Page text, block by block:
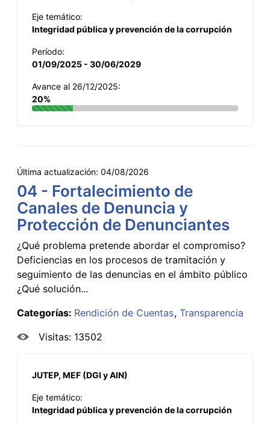
Eje temático:
Integridad pública y prevención de la corrupción
Período:
01/09/2025 - 30/06/2029
Avance al 26/12/2025:
20%
Última actualización: 04/08/2026
04 - Fortalecimiento de
Canales de Denuncia y
Protección de Denunciantes
¿Qué problema pretende abordar el compromiso?
Deficiencias en los procesos de tramitación y
seguimiento de las denuncias en el ámbito público
¿Qué solución...
Categorías: Rendición de Cuentas Transparencia
Visitas: 13502
JUTEP, MEF (DGI y AIN)
Eje temático:
Integridad pública y prevención de la corrupción